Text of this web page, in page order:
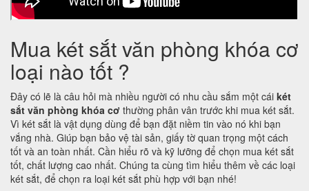
Mua két sắt văn phòng khóa cơ
loại nào tốt ?
Đây có lẽ là câu hỏi mà nhiều người có nhu cầu sắm một cái két
sắt văn phòng khóa cơ thường phân vân trước khi mua két sắt.
Vì két sắt là vật dụng dùng để bạn đặt niềm tin vào nó khi bạn
vắng nhà. Giúp bạn bảo vệ tài sản, giấy tờ quan trọng một cách
tốt và an toàn nhất. Cần hiểu rõ và kỹ lưỡng để chọn mua két sắt
tốt, chất lượng cao nhất. Chúng ta cùng tìm hiểu thêm về các loại
két sắt, để chọn ra loại két sắt phù hợp với bạn nhé!